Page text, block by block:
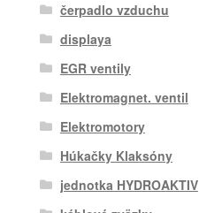
čerpadlo vzduchu
displaya
EGR ventily
Elektromagnet. ventil
Elektromotory
Húkačky Klaksóny
jednotka HYDROAKTIV